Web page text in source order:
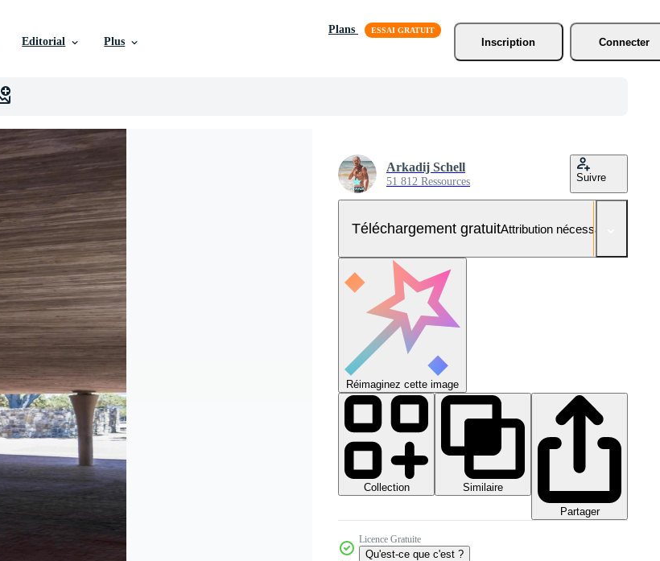
Editorial Plus
Plans
Inscription
Connecter
Arkadij Schell
51 812 Ressources Suivre
Téléchargement gratuitAttribution nécessaire
Réimaginez cette image
Collection
Similaire
Partager
Licence Gratuite
Qu'est-ce que c'est ?